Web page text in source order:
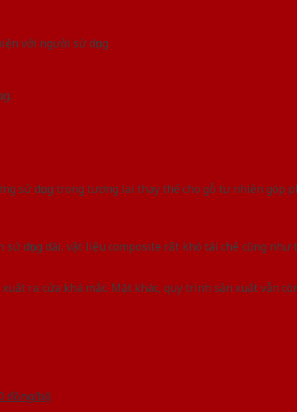
với người sử dụng
sử dụng trong tương lai thay thế cho gỗ tự nhiên góp
dụng dài, vật liệu composite rất khó tái chế cũng như
ra cửa khá mắc. Mặt khác, quy trình sản xuất vẫn
đồng/bộ